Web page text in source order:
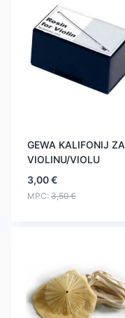
GEWA KALIFONIJ ZA
VIOLINU/VIOLU
3,00€
MPC: 3,50€